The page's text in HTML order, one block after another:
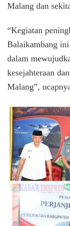
Malang dan
“Kegiatan
Balaikambang
dalam
kesejahteraan
Malang”,